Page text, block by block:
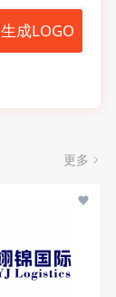
生成LOGO
更多